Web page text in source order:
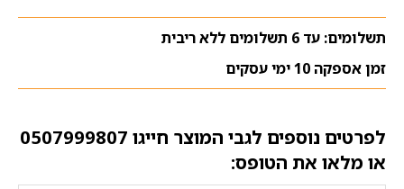
תשלומים: עד 6 תשלומים ללא ריבית
זמן אספקה 10 ימי עסקים
לפרטים נוספים לגבי המוצר חייגו 0507999807
או מלאו את הטופס: